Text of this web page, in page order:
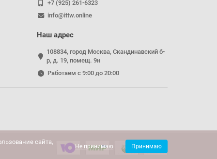
сайта,
Не принимаю Принимаю
+7 (925) 261-6323
info@ittw.online
Наш адрес
108834, город Москва, Скандинавский б-
р, д. 19, помещ. 9н
Работаем с 9:00 до 20:00